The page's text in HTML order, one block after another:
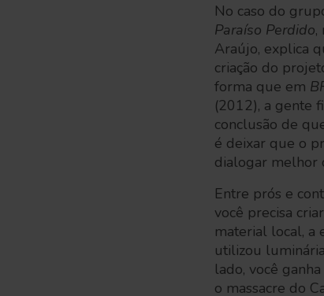
No caso do
Paraíso Perdido,
Araújo, explica
criação do
forma que em
(2012), a gente
conclusão de
é deixar que o
dialogar melhor
Entre prós e
você precisa
material local, a
utilizou
lado, você
o massacre do